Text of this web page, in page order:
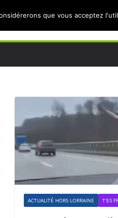
ACTUALITÉ HORS LORRAINE T'ES
que vous acceptez